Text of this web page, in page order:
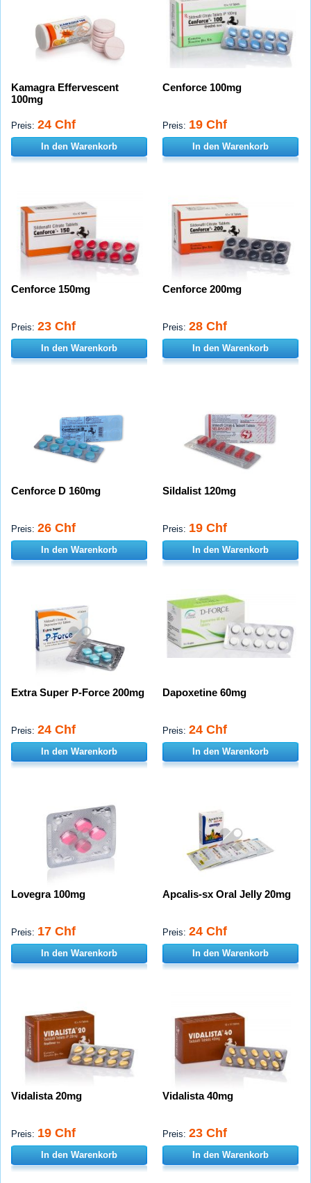
Kamagra Effervescent
100mg
Preis: 24 Chf
In den Warenkorb
Cenforce 100mg
Preis: 19 Chf
In den Warenkorb
Cenforce 150mg
Preis: 23 Chf
In den Warenkorb
Cenforce 200mg
Preis: 28 Chf
In den Warenkorb
Cenforce D 160mg
Preis: 26 Chf
In den Warenkorb
Sildalist 120mg
Preis: 19 Chf
In den Warenkorb
Extra Super P-Force 200mg
Preis: 24 Chf
In den Warenkorb
Dapoxetine 60mg
Preis: 24 Chf
In den Warenkorb
Lovegra 100mg
Preis: 17 Chf
In den Warenkorb
Apcalis-sx Oral Jelly 20mg
Preis: 24 Chf
In den Warenkorb
Vidalista 20mg
Preis: 19 Chf
In den Warenkorb
Vidalista 40mg
Preis: 23 Chf
In den Warenkorb